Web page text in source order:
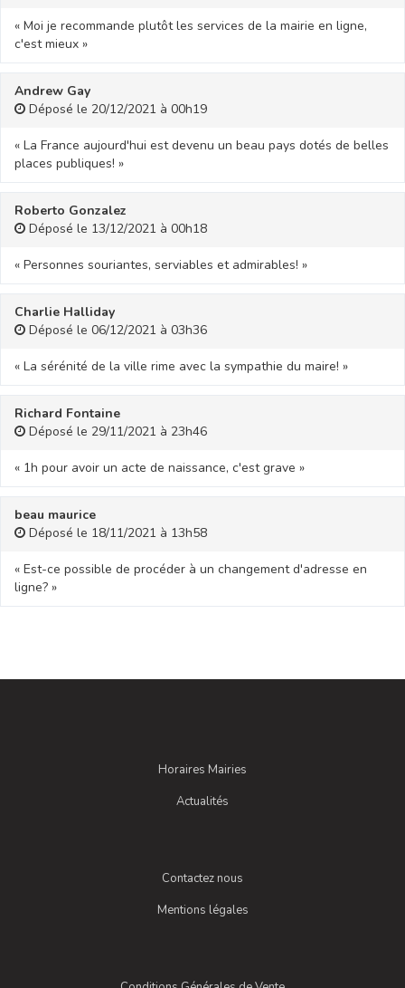
« Moi je recommande plutôt les services de la mairie en ligne,
c'est mieux »
Andrew Gay
Déposé le 20/12/2021 à 00h19
« La France aujourd'hui est devenu un beau pays dotés de belles
places publiques! »
Roberto Gonzalez
Déposé le 13/12/2021 à 00h18
« Personnes souriantes, serviables et admirables! »
Charlie Halliday
Déposé le 06/12/2021 à 03h36
« La sérénité de la ville rime avec la sympathie du maire! »
Richard Fontaine
Déposé le 29/11/2021 à 23h46
« 1h pour avoir un acte de naissance, c'est grave »
beau maurice
Déposé le 18/11/2021 à 13h58
« Est-ce possible de procéder à un changement d'adresse en
ligne? »
Horaires Mairies
Actualités
Contactez nous
Mentions légales